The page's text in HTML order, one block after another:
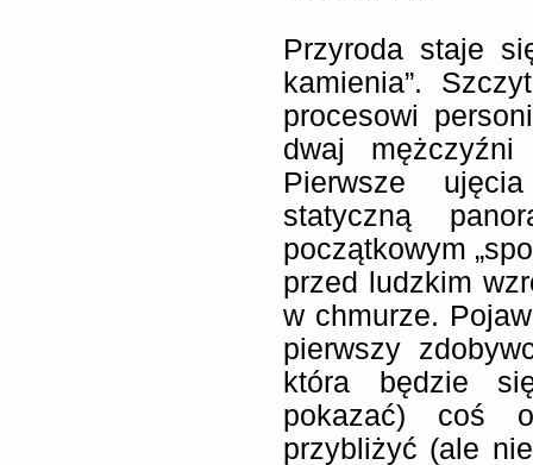
Przyroda staje
kamienia”.
procesowi
dwaj
Pierwsze
statyczną
początkowym
przed ludzkim
w chmurze.
pierwszy
która będzie
pokazać) coś
przybliżyć (ale